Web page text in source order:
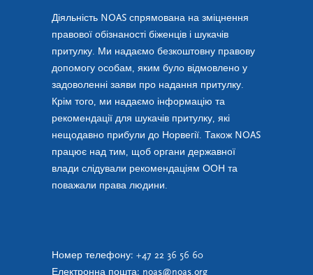
Діяльність NOAS спрямована на зміцнення
правової обізнаності біженців і шукачів
притулку. Ми надаємо безкоштовну правову
допомогу особам, яким було відмовлено у
задоволенні заяви про надання притулку.
Крім того, ми надаємо інформацію та
рекомендації для шукачів притулку, які
нещодавно прибули до Норвегії. Також NOAS
працює над тим, щоб органи державної
влади слідували рекомендаціям ООН та
поважали права людини.
Номер телефону: +47 22 36 56 60
Електронна пошта: noas@noas.org